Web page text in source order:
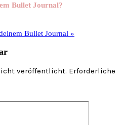
Bullet Journal?
Bullet Journal »
veröffentlicht. Erforderliche